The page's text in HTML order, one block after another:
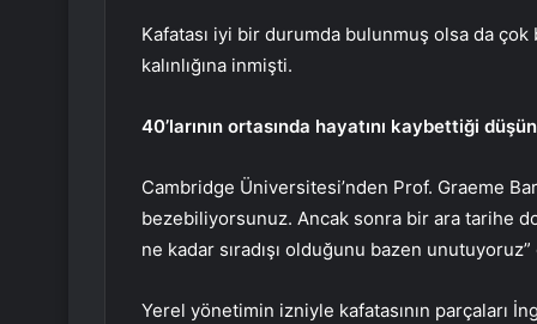
Kafatası iyi bir durumda bulunmuş olsa da
kalınlığına inmişti.
40’larının ortasında hayatını kaybettiği
Cambridge Üniversitesi’nden Prof. Graeme
bezebiliyorsunuz. Ancak sonra bir ara tarihe
ne kadar sıradışı olduğunu bazen
Yerel yönetimin izniyle kafatasının parçaları